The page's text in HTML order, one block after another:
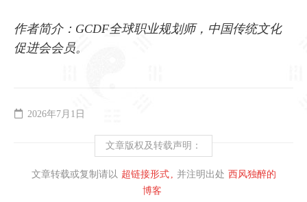
作者简介：GCDF全球职业规划师，中国传统文化
促进会会员。
2026年7月1日
文章版权及转载声明：
文章转载或复制请以 超链接形式 并注明出处 西风独醉的
博客